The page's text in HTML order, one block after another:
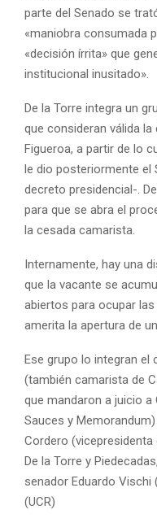
parte del Senado se
«maniobra consumada
«decisión írrita» que
institucional inusitado».
De la Torre integra un
que consideran válida
Figueroa, a partir de lo
le dio posteriormente el
decreto presidencial-.
para que se abra el
la cesada camarista.
Internamente, hay una
que la vacante se
abiertos para ocupar
amerita la apertura de
Ese grupo lo integran el
(también camarista de
que mandaron a juicio
Sauces y
Cordero (vicepresidenta
De la Torre y
senador Eduardo Vischi
(UCR)